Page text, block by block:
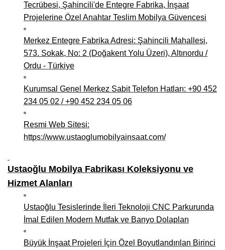
Niğde Mobilyacılar, Mobilya Firmaları, İmalatçıları
Tecrübesi, Şahincili'de Entegre Fabrika, İnşaat
Projelerine Özel Anahtar Teslim Mobilya Güvencesi
Merkez Entegre Fabrika Adresi: Şahincili Mahallesi,
573. Sokak, No: 2 (Doğakent Yolu Üzeri), Altınordu /
Ordu - Türkiye
Kurumsal Genel Merkez Sabit Telefon Hatları: +90 452
234 05 02 / +90 452 234 05 06
Resmi Web Sitesi:
https://www.ustaoglumobilyainsaat.com/
Ustaoğlu Mobilya Fabrikası Koleksiyonu ve
Hizmet Alanları
Ustaoğlu Tesislerinde İleri Teknoloji CNC Parkurunda
İmal Edilen Modern Mutfak ve Banyo Dolapları
Büyük İnşaat Projeleri İçin Özel Boyutlandırılan Birinci